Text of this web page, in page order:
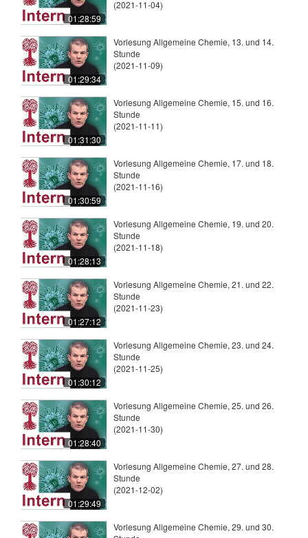
01:28:59
(2021-11-04)
01:29:34
Vorlesung Allgemeine Chemie, 13. und 14.
Stunde
(2021-11-09)
01:31:30
Vorlesung Allgemeine Chemie, 15. und 16.
Stunde
(2021-11-11)
01:30:59
Vorlesung Allgemeine Chemie, 17. und 18.
Stunde
(2021-11-16)
01:28:13
Vorlesung Allgemeine Chemie, 19. und 20.
Stunde
(2021-11-18)
01:27:12
Vorlesung Allgemeine Chemie, 21. und 22.
Stunde
(2021-11-23)
01:30:12
Vorlesung Allgemeine Chemie, 23. und 24.
Stunde
(2021-11-25)
01:28:40
Vorlesung Allgemeine Chemie, 25. und 26.
Stunde
(2021-11-30)
01:29:49
Vorlesung Allgemeine Chemie, 27. und 28.
Stunde
(2021-12-02)
Vorlesung Allgemeine Chemie, 29. und 30.